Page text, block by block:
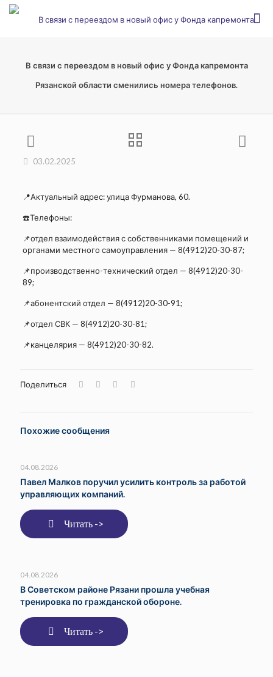
В связи с переездом в новый офис у Фонда капремонта
Рязанской области сменились номера телефонов.
03.02.2025
📍Актуальный адрес: улица Фурманова, 60.
☎️Телефоны:
📌отдел взаимодействия с собственниками помещений и
органами местного самоуправления — 8(4912)20-30-87;
📌производственно-технический отдел — 8(4912)20-30-
89;
📌абонентский отдел — 8(4912)20-30-91;
📌отдел СВК — 8(4912)20-30-81;
📌канцелярия — 8(4912)20-30-82.
Поделиться
Похожие сообщения
04.08.2026
Павел Малков поручил усилить контроль за работой
управляющих компаний.
Читать ->
04.08.2026
В Советском районе Рязани прошла учебная
тренировка по гражданской обороне.
Читать ->